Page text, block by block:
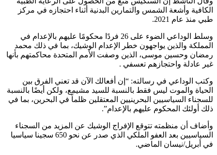
الكافية وأشعة الشمس والتمارين البدنية أثناء احتجازه في مركز
طبي منذ عام 2021.
وسلط الوداعي الضوء على 26 فردًا محكومًا عليهم بالإعدام في
المملكة والذين يواجهون خطر الإعدام الوشيك، بما في ذلك محمد
رمضان وحسين موسى، الذين وصفت الأمم المتحدة محاكمتهم بأنها
غير عادلة واحتجازهم تعسفي .
وكتب الوداعي في رسالته: “إن أفعالك الآن قد تعني الفرق بين
الحياة والموت ليس فقط بالنسبة للسيد مشيمع، ولكن أيضًا بالنسبة
للسجناء السياسيين البحرينيين المعتقلين ظلماً في البحرين، بما في
ذلك أولئك المحكوم عليهم بالإعدام”.
وأضاف أن منظمته تتوقع الإفراج الوشيك عن المزيد من السجناء
السياسيين بعد العفو الملكي الذي صدر عن نحو 650 سجينا سياسيا
في أبريل/نيسان الماضي.